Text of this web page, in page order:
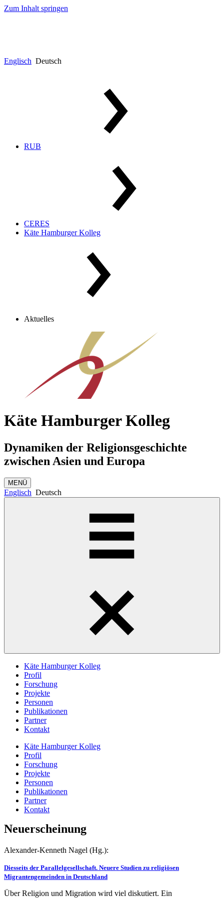
Zum Inhalt springen
Englisch Deutsch
RUB
CERES
Käte Hamburger Kolleg
Aktuelles
Käte Hamburger Kolleg
Dynamiken der Religionsgeschichte
zwischen Asien und Europa
MENÜ
Englisch Deutsch
Käte Hamburger Kolleg
Profil
Forschung
Projekte
Personen
Publikationen
Partner
Kontakt
Käte Hamburger Kolleg
Profil
Forschung
Projekte
Personen
Publikationen
Partner
Kontakt
Neuerscheinung
Alexander-Kenneth Nagel (Hg.):
Diesseits der Parallelgesellschaft. Neuere Studien zu religiösen
Migrantengemeinden in Deutschland
Über Religion und Migration wird viel diskutiert. Ein